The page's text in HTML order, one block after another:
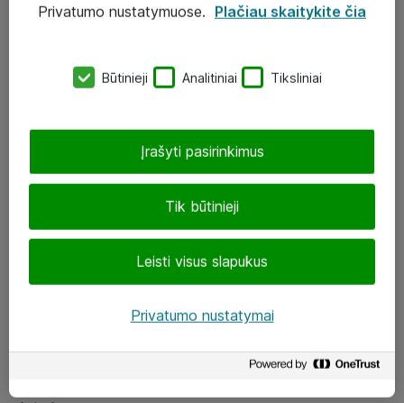
eShop@atea.lt
LinkedIn
Privatumo nustatymuose. Plačiau skaitykite čia
Būtinieji Analitiniai Tiksliniai
Tik būtinieji
Leisti visus slapukus
Įrašyti pasirinkimus
Privatumo nustatymai